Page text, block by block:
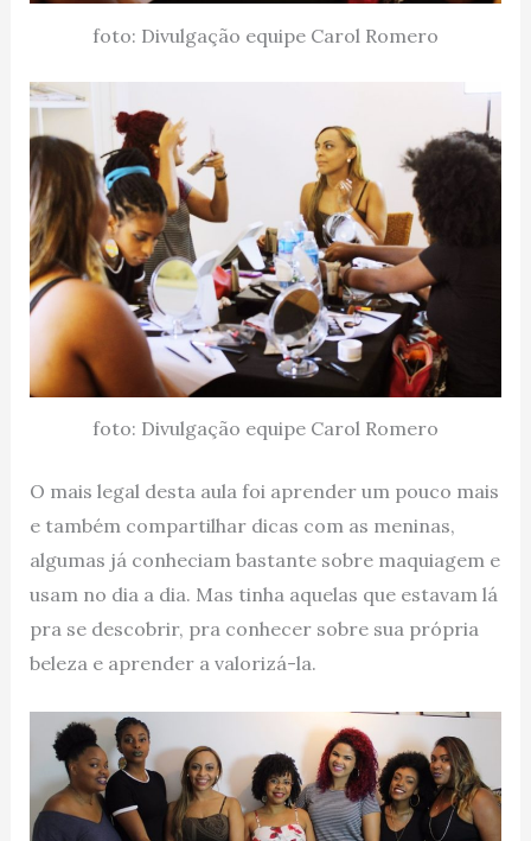
foto: Divulgação equipe Carol Romero
foto: Divulgação equipe Carol Romero
O mais legal desta aula foi aprender um pouco mais
e também compartilhar dicas com as meninas,
algumas já conheciam bastante sobre maquiagem e
usam no dia a dia. Mas tinha aquelas que estavam lá
pra se descobrir, pra conhecer sobre sua própria
beleza e aprender a valorizá-la.